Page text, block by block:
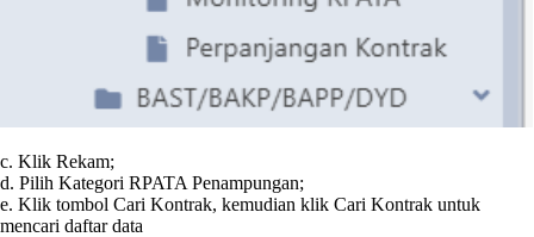
c. Klik Rekam;
d. Pilih Kategori RPATA Penampungan;
e. Klik tombol Cari Kontrak, kemudian klik Cari Kontrak untuk
mencari daftar data